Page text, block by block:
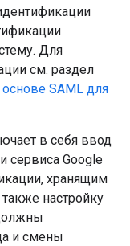
Для
см. раздел
SAML для
в себя ввод
сервиса Google
хранящим
настройку
и смены